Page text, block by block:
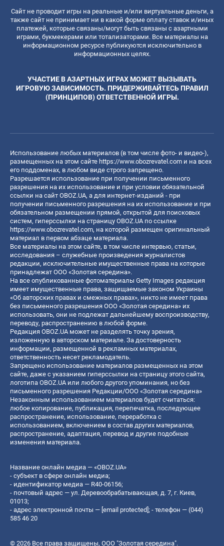
Сайт не проводит игры на реальные и/или виртуальные деньги, а
также сайт не принимает ни в какой форме оплату ставок и/иных
платежей, которые связаны/могут быть связаны с азартными
играми, букмекерами или тотализаторами. Все материалы на
информационном ресурсе публикуются исключительно в
информационных целях.
УЧАСТИЕ В АЗАРТНЫХ ИГРАХ МОЖЕТ ВЫЗЫВАТЬ
ИГРОВУЮ ЗАВИСИМОСТЬ. ПРИДЕРЖИВАЙТЕСЬ ПРАВИЛ
(ПРИНЦИПОВ) ОТВЕТСТВЕННОЙ ИГРЫ.
Использование любых материалов (в том числе фото- и видео-),
размещенных на этом сайте https://www.obozrevatel.com и на всех
его поддоменах, в любом виде строго запрещено.
Разрешается использование при получении письменного
разрешения на их использование и при условии обязательной
ссылки на сайт OBOZ.UA, а для интернет-изданий - при
получении письменного разрешения на их использование и при
обязательном размещении прямой, открытой для поисковых
систем, гиперссылки на страницу OBOZ.UA по ссылке
https://www.obozrevatel.com, на которой размещен оригинальный
материал в первом абзаце материала.
Все материалы на этом сайте, в том числе интервью, статьи,
исследования – служебные произведения журналистов
редакции, исключительные имущественные права на которые
принадлежат ООО «Золотая середина».
На все опубликованные фотоматериалы Getty Images редакция
имеет имущественные права, защищаемые законом Украины
«Об авторских правах и смежных правах», никто не имеет права
без письменного разрешения ООО «Золотая середина» их
использовать, они не подлежат дальнейшему воспроизводству,
переводу, распространению в любой форме.
Редакция OBOZ.UA может не разделять точку зрения,
изложенную в авторском материале. За достоверность
информации, размещенной в рекламных материалах,
ответственность несет рекламодатель.
Запрещено использование материалов размещенных на этом
сайте, даже с указанием гиперссылки на страницу этого сайта,
логотипа OBOZ.UA или любого другого упоминания, но без
письменного разрешения Редакции/ООО «Золотая середина»
Незаконным использованием материалов будет считаться:
любое копирование, публикация, перепечатка, последующее
распространение, использование, переработка с
использованием, включением в состав других материалов,
распространение, адаптация, перевод и другие подобные
изменения материала.
Название онлайн медиа — «OBOZ.UA»
- субъект в сфере онлайн медиа;
- идентификатор медиа — R40-06156;
- почтовый адрес — ул. Деревообрабатывающая, д. 7, г. Киев,
01013;
- адрес электронной почты — [email protected]; - телефон — (044)
585 46 20
© 2026 Все права защищены, ООО "Золотая середина".